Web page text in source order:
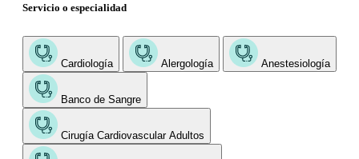
Servicio o especialidad
Cardiología Alergología Anestesiología
Banco de Sangre
Cirugía Cardiovascular Adultos